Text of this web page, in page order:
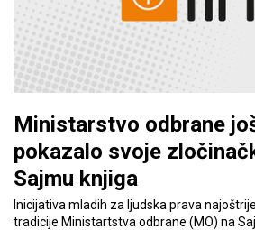
Ministarstvo odbrane
pokazalo svoje
Sajmu knjiga
Inicijativa mladih za ljudska prava
tradicije Ministartstva odbrane (MO) na